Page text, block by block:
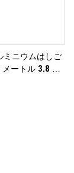
ミニウムはしご
ートル 3.8 メ